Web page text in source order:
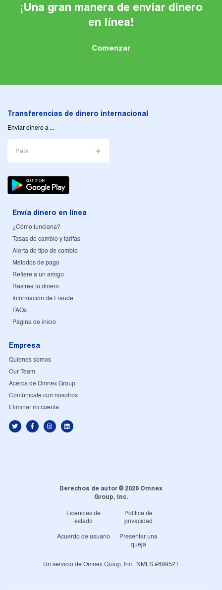
¡Una gran manera de enviar dinero
en línea!
Comenzar
Transferencias de dinero internacional
Enviar dinero a ...
País
Envía dinero en línea
¿Cómo funciona?
Tasas de cambio y tarifas
Alerta de tipo de cambio
Métodos de pago
Refiere a un amigo
Rastrea tu dinero
Información de Fraude
FAQs
Página de inicio
Empresa
Quienes somos
Our Team
Acerca de Omnex Group
Comúnicate con nosotros
Eliminar mi cuenta
Derechos de autor © 2026 Omnex
Group, Inc.
Licencias de
estado
Política de
privacidad
Acuerdo de usuario
Presentar una
queja
Un servicio de Omnex Group, Inc.: NMLS #899521